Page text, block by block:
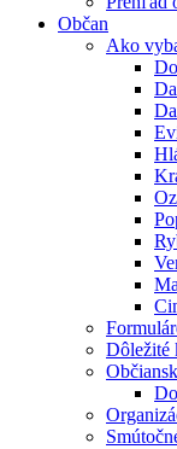
Občan
Ako
Dôležité